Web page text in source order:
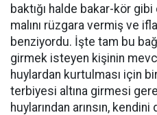
baktığı halde bakar-kör
malını rüzgara vermiş ve
benziyordu. İşte tam bu
girmek isteyen kişinin
huylardan kurtulması için
terbiyesi altına girmesi
huylarından arınsın,